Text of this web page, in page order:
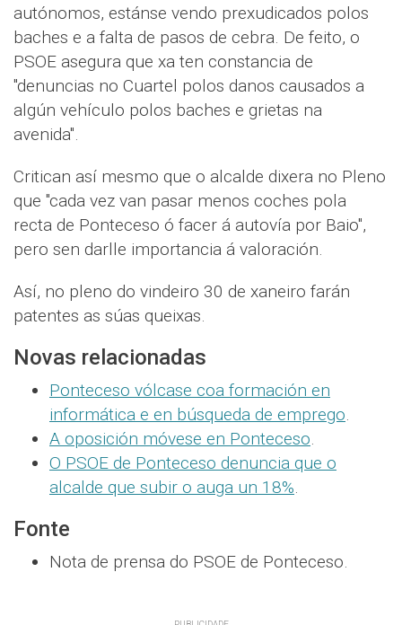
autónomos, estánse vendo prexudicados polos
baches e a falta de pasos de cebra. De feito, o
PSOE asegura que xa ten constancia de
"denuncias no Cuartel polos danos causados a
algún vehículo polos baches e grietas na
avenida".
Critican así mesmo que o alcalde dixera no Pleno
que "cada vez van pasar menos coches pola
recta de Ponteceso ó facer á autovía por Baio",
pero sen darlle importancia á valoración.
Así, no pleno do vindeiro 30 de xaneiro farán
patentes as súas queixas.
Novas relacionadas
Ponteceso vólcase coa formación en
informática e en búsqueda de emprego.
A oposición móvese en Ponteceso.
O PSOE de Ponteceso denuncia que o
alcalde que subir o auga un 18%.
Fonte
Nota de prensa do PSOE de Ponteceso.